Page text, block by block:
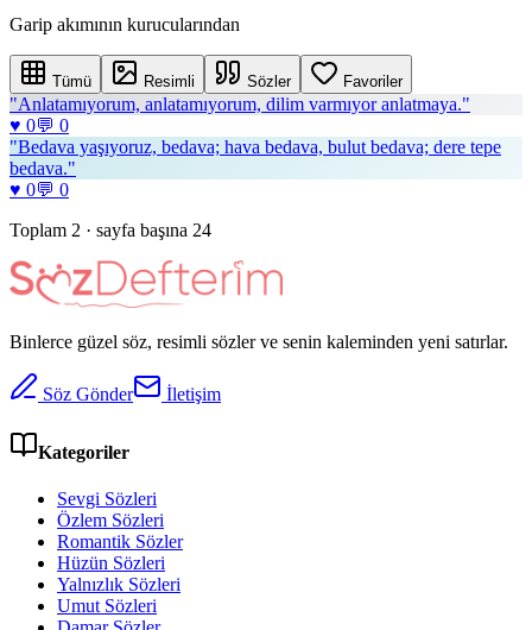
Garip akımının kurucularından
Tümü Resimli Sözler Favoriler
"Anlatamıyorum, anlatamıyorum, dilim varmıyor anlatmaya."
♥ 0💬 0
"Bedava yaşıyoruz, bedava; hava bedava, bulut bedava; dere tepe
bedava."
♥ 0💬 0
Toplam 2 · sayfa başına 24
Binlerce güzel söz, resimli sözler ve senin kaleminden yeni satırlar.
Söz Gönder İletişim
Kategoriler
Sevgi Sözleri
Özlem Sözleri
Romantik Sözler
Hüzün Sözleri
Yalnızlık Sözleri
Umut Sözleri